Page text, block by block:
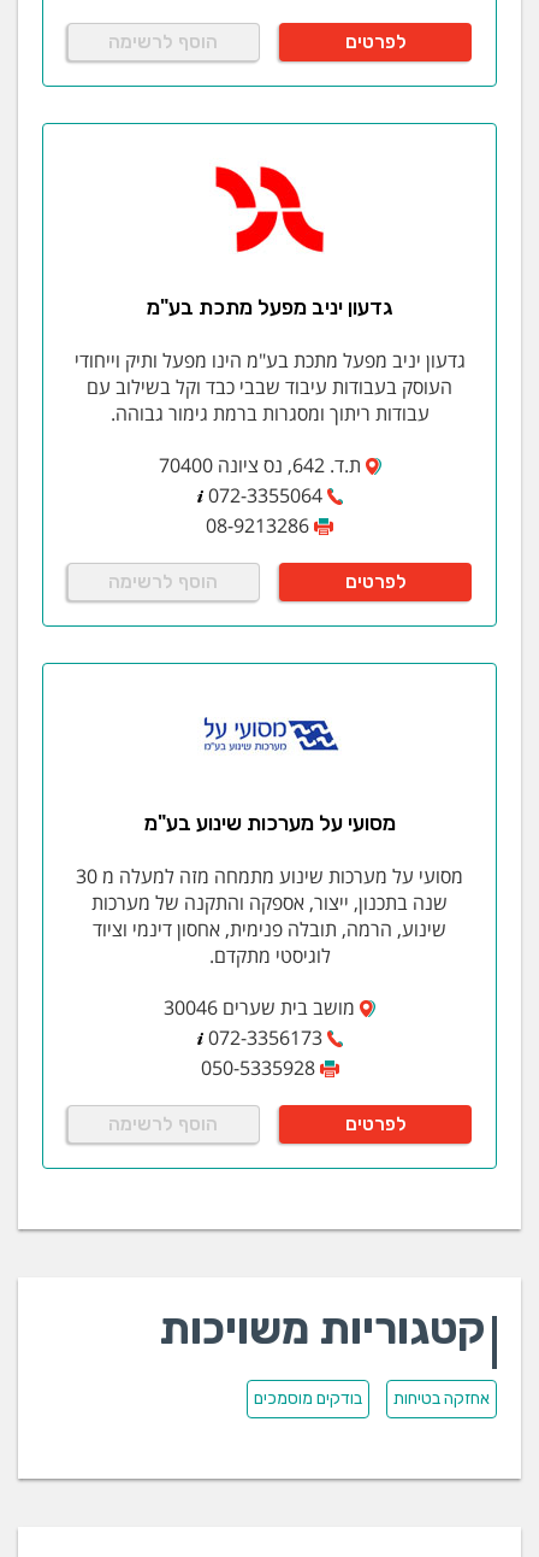
לפרטים הוסף לרשימה
גדעון יניב מפעל מתכת בע"מ
גדעון יניב מפעל מתכת בע"מ הינו מפעל ותיק וייחודי
העוסק בעבודות עיבוד שבבי כבד וקל בשילוב עם
עבודות ריתוך ומסגרות ברמת גימור גבוהה.
ת.ד. 642, נס ציונה 70400
072-3355064
08-9213286
לפרטים הוסף לרשימה
מסועי על מערכות שינוע בע"מ
מסועי על מערכות שינוע מתמחה מזה למעלה מ 30
שנה בתכנון, ייצור, אספקה והתקנה של מערכות
שינוע, הרמה, תובלה פנימית, אחסון דינמי וציוד
לוגיסטי מתקדם.
מושב בית שערים 30046
072-3356173
050-5335928
לפרטים הוסף לרשימה
קטגוריות משויכות
אחזקה בטיחות בודקים מוסמכים